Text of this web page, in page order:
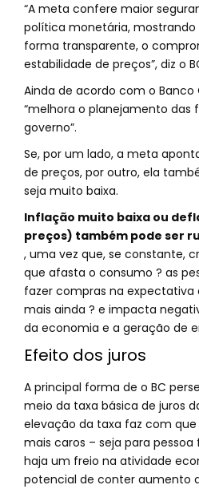
“A meta confere maior
política monetária, mostrando
forma transparente, o
estabilidade de preços”, diz o
Ainda de acordo com o Banco
“melhora o planejamento das
governo”.
Se, por um lado, a meta
de preços, por outro, ela
seja muito baixa.
Inflação muito baixa ou
preços) também pode ser
, uma vez que, se constante,
que afasta o consumo ? as
fazer compras na expectativa
mais ainda ? e impacta
da economia e a geração de
Efeito dos juros
A principal forma de o BC
meio da taxa básica de juros
elevação da taxa faz com
mais caros – seja para
haja um freio na atividade
potencial de conter aumento